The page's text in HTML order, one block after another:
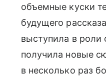
объемные куски
будущего
выступила в роли
получила новые
в несколько раз